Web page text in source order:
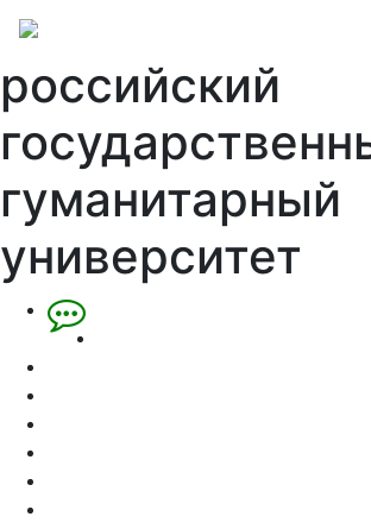
российский
гуманитарный
университет